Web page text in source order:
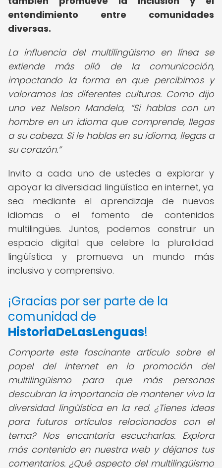
entendimiento entre comunidades
diversas.
La influencia del multilingüismo en línea se
extiende más allá de la comunicación,
impactando la forma en que percibimos y
valoramos las diferentes culturas. Como dijo
una vez Nelson Mandela,
Si hablas con un
hombre en un idioma que comprende, llegas
a su cabeza. Si le hablas en su idioma, llegas a
su corazón.
Invito a cada uno de ustedes a explorar y
apoyar la diversidad lingüística en internet, ya
sea mediante el aprendizaje de nuevos
idiomas o el fomento de contenidos
multilingües. Juntos, podemos construir un
espacio digital que celebre la pluralidad
lingüística y promueva un mundo más
inclusivo y comprensivo.
¡Gracias por ser parte de la
comunidad de
HistoriaDeLasLenguas!
Comparte este fascinante artículo sobre el
papel del internet en la promoción del
multilingüismo para que más personas
descubran la importancia de mantener viva la
diversidad lingüística en la red. ¿Tienes ideas
para futuros artículos relacionados con el
tema? Nos encantaría escucharlas. Explora
más contenido en nuestra web y déjanos tus
comentarios. ¿Qué aspecto del multilingüismo